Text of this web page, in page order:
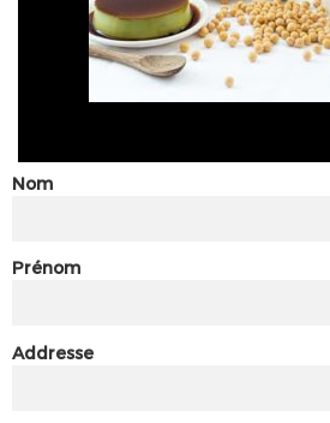
Nom
Prénom
Addresse